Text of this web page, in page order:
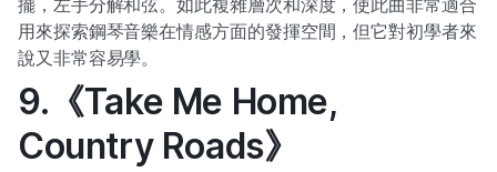
擺，左手分解和弦。如此複雜層次和深度，使此曲非常適合
用來探索鋼琴音樂在情感方面的發揮空間，但它對初學者來
說又非常容易學。
9.《Take Me Home,
Country Roads》